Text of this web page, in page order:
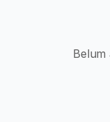
Belum